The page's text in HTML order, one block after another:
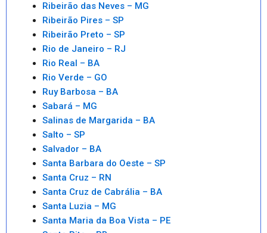
Ribeirão das Neves – MG
Ribeirão Pires – SP
Ribeirão Preto – SP
Rio de Janeiro – RJ
Rio Real – BA
Rio Verde – GO
Ruy Barbosa – BA
Sabará – MG
Salinas de Margarida – BA
Salto – SP
Salvador – BA
Santa Barbara do Oeste – SP
Santa Cruz – RN
Santa Cruz de Cabrália – BA
Santa Luzia – MG
Santa Maria da Boa Vista – PE